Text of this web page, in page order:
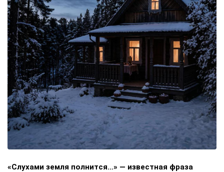
«Слухами земля полнится…» — известная фраза